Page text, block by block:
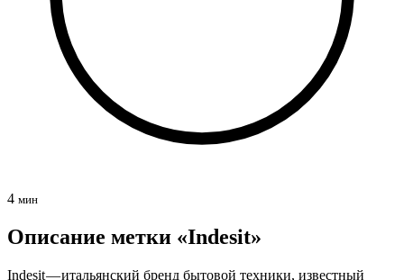
4 мин
Описание метки «Indesit»
Indesit — ита­льян­ский бренд быто­вой тех­ни­ки, извест­ный